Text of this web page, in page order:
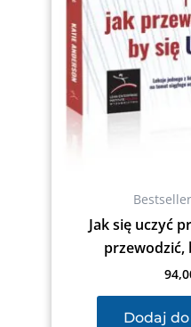
Jak się uczyć
przewodzić,
Dodaj